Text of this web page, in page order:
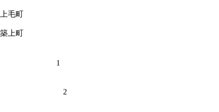
上毛町
築上町
1
2